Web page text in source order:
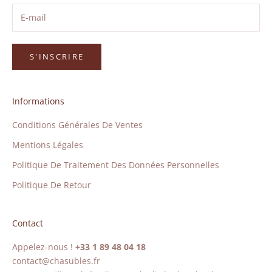
S'INSCRIRE
Informations
Conditions Générales De Ventes
Mentions Légales
Politique De Traitement Des Données Personnelles
Politique De Retour
Contact
Appelez-nous ! +33 1 89 48 04 18
contact@chasubles.fr